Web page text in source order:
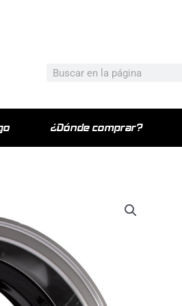
Buscar
¿Dónde comprar?